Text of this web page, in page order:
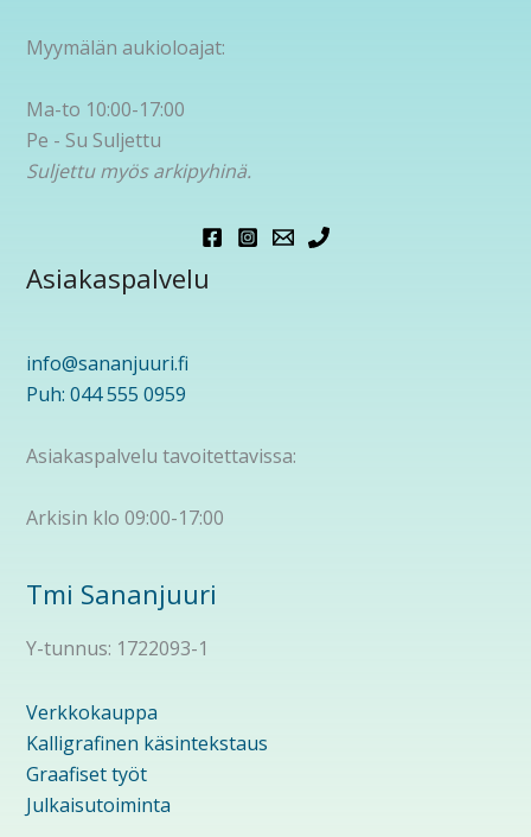
Myymälän aukioloajat:
Ma-to 10:00-17:00
Pe - Su Suljettu
Suljettu myös arkipyhinä.
Asiakaspalvelu
info@sananjuuri.fi
Puh: 044 555 0959
Asiakaspalvelu tavoitettavissa:
Arkisin klo 09:00-17:00
Tmi Sananjuuri
Y-tunnus: 1722093-1
Verkkokauppa
Kalligrafinen käsintekstaus
Graafiset työt
Julkaisutoiminta